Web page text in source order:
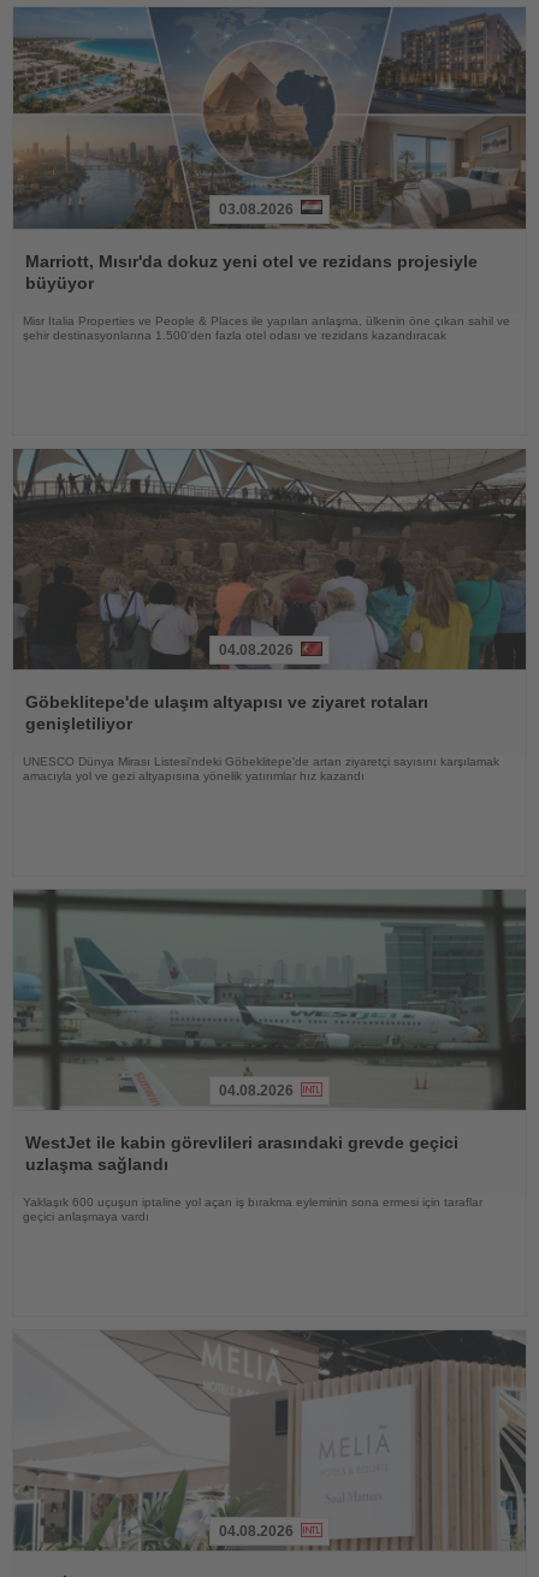
Oku
03.08.2026
Marriott, Mısır'da dokuz yeni otel ve rezidans projesiyle
büyüyor
Misr Italia Properties ve People & Places ile yapılan anlaşma, ülkenin öne çıkan sahil ve
şehir destinasyonlarına 1.500'den fazla otel odası ve rezidans kazandıracak
Oku
04.08.2026
Göbeklitepe'de ulaşım altyapısı ve ziyaret rotaları
genişletiliyor
UNESCO Dünya Mirası Listesi'ndeki Göbeklitepe'de artan ziyaretçi sayısını karşılamak
amacıyla yol ve gezi altyapısına yönelik yatırımlar hız kazandı
Oku
04.08.2026
WestJet ile kabin görevlileri arasındaki grevde geçici
uzlaşma sağlandı
Yaklaşık 600 uçuşun iptaline yol açan iş bırakma eyleminin sona ermesi için taraflar
geçici anlaşmaya vardı
04.08.2026